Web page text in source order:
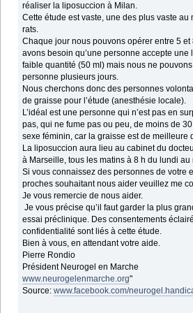
réaliser la liposuccion à Milan.
Cette étude est vaste, une des plus vaste au
rats.
Chaque jour nous pouvons opérer entre 5
avons besoin qu’une personne accepte une
faible quantité (50 ml) mais nous ne
personne plusieurs jours.
Nous cherchons donc des personnes
de graisse pour l’étude (anesthésie locale).
L’idéal est une personne qui n’est pas en
pas, qui ne fume pas ou peu, de moins de
sexe féminin, car la graisse est de meilleure
La liposuccion aura lieu au cabinet du
à Marseille, tous les matins à 8 h du lundi au
Si vous connaissez des personnes de votre
proches souhaitant nous aider veuillez me
Je vous remercie de nous aider.
Je vous précise qu’il faut garder la plus
essai préclinique. Des consentements
confidentialité sont liés à cette étude.
Bien à vous, en attendant votre aide.
Pierre Rondio
Président Neurogel en Marche
www.neurogelenmarche.org"
Source:www.facebook.com/